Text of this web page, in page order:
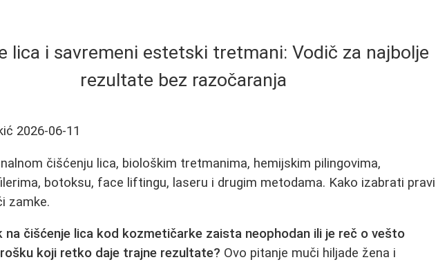
lica i savremeni estetski tretmani: Vodič za najbolje
rezultate bez razočaranja
2026-06-11
čišćenju lica, biološkim tretmanima, hemijskim pilingovima,
botoksu, face liftingu, laseru i drugim metodama. Kako izabrati pravi
zamke.
na čišćenje lica kod kozmetičarke zaista neophodan ili je reč o vešto
koji retko daje trajne rezultate? Ovo pitanje muči hiljade žena i